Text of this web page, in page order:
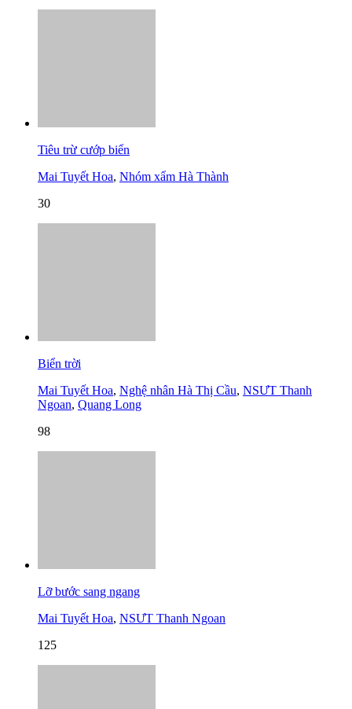
Tiêu trừ cướp biển
Mai Tuyết Hoa, Nhóm xẩm Hà Thành
30
Biển trời
Mai Tuyết Hoa, Nghệ nhân Hà Thị Cầu, NSƯT Thanh
Ngoan, Quang Long
98
Lỡ bước sang ngang
Mai Tuyết Hoa, NSƯT Thanh Ngoan
125